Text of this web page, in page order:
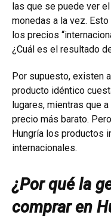
las que se puede ver
monedas a la vez.
los precios
¿Cuál es el resultado
Por supuesto, existen
producto idéntico
lugares, mientras que
precio más barato.
Hungría los productos
internacionales.
¿Por qué la
comprar en